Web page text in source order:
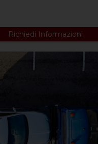
Richiedi Informazioni